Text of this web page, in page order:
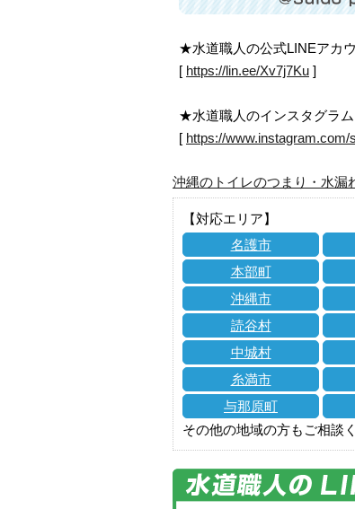
★水道職人の公式LINEアカ
[ https://lin.ee/Xv7j7Ku ]
★水道職人のインスタグラム
[ https://www.instagram.com/
沖縄のトイレのつまり・水漏
【対応エリア】
名護市
本部町
沖縄市
読谷村
中城村
糸満市
与那原町
その他の地域の方もご相談